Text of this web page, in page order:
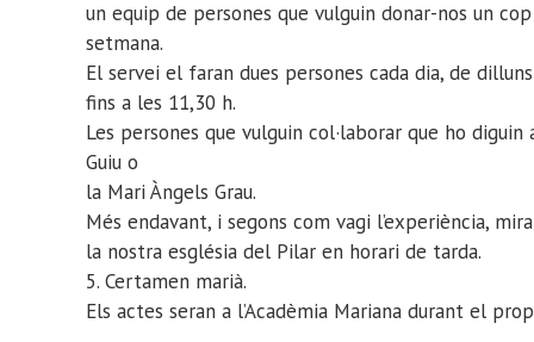
un equip de persones que vulguin donar-nos un
setmana.
El servei el faran dues persones cada dia, de
fins a les 11,30 h.
Les persones que vulguin col·laborar que ho diguin
Guiu o
la Mari Àngels Grau.
Més endavant, i segons com vagi l’experiència,
la nostra església del Pilar en horari de tarda.
5. Certamen marià.
Els actes seran a l’Acadèmia Mariana durant el